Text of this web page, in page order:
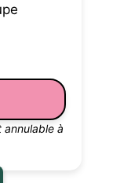
annulable à